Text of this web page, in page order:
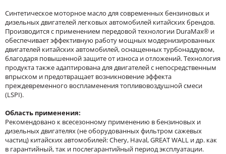
Синтетическое моторное масло для современных бензиновых и
дизельных двигателей легковых автомобилей китайских брендов.
Производится с применением передовой технологии DuraMax® и
обеспечивает эффективную работу мощных модернизированных
двигателей китайских автомобилей, оснащенных турбонаддувом,
благодаря повышенной защите от изноcа и отложений. Технология
продукта также адаптирована для двигателей с непосредственным
впрыском и предотвращает возникновение эффекта
преждевременного воспламенения топливовоздушной смеси
(LSPI).
Область применения:
Рекомендовано к всесезонному применению в бензиновых и
дизельных двигателях (не оборудованных фильтром сажевых
частиц) китайских автомобилей: Chery, Haval, GREAT WALL и др. как
в гарантийный, так и послегарантийный период эксплуатации.